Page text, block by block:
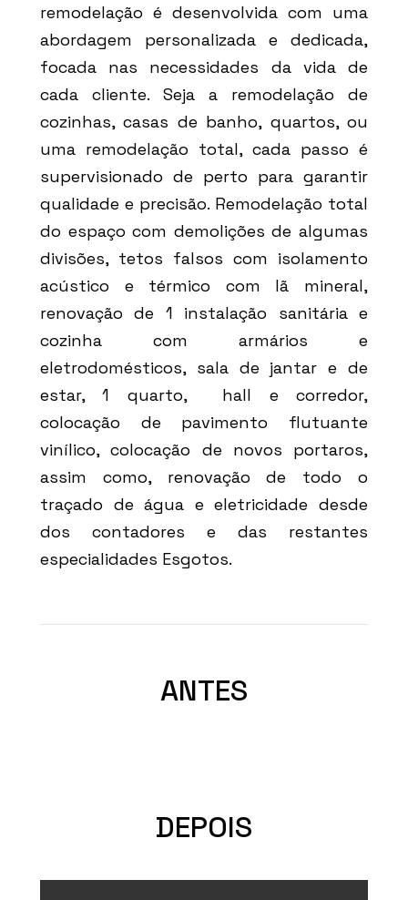
remodelação é desenvolvida com uma
abordagem personalizada e dedicada,
focada nas necessidades da vida de
cada cliente. Seja a remodelação de
cozinhas, casas de banho, quartos, ou
uma remodelação total, cada passo é
supervisionado de perto para garantir
qualidade e precisão. Remodelação total
do espaço com demolições de algumas
divisões, tetos falsos com isolamento
acústico e térmico com lã mineral,
renovação de 1 instalação sanitária e
cozinha com armários e
eletrodomésticos, sala de jantar e de
estar, 1 quarto, hall e corredor,
colocação de pavimento flutuante
vinílico, colocação de novos portaros,
assim como, renovação de todo o
traçado de água e eletricidade desde
dos contadores e das restantes
especialidades Esgotos.
ANTES
DEPOIS